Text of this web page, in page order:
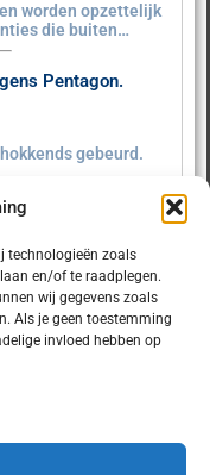
technologieën zoals
en/of te raadplegen.
wij gegevens zoals
Als je geen toestemming
invloed hebben op
worden opzettelijk
die buiten…
Pentagon.
gebeurd.
Pentagon.
UFO‑dossiers